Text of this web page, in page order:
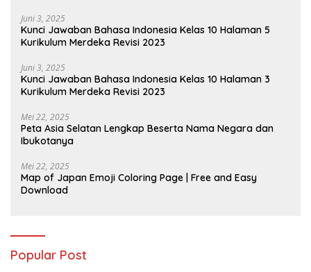
Juni 3, 2025
Kunci Jawaban Bahasa Indonesia Kelas 10 Halaman 5
Kurikulum Merdeka Revisi 2023
Juni 3, 2025
Kunci Jawaban Bahasa Indonesia Kelas 10 Halaman 3
Kurikulum Merdeka Revisi 2023
Mei 22, 2025
Peta Asia Selatan Lengkap Beserta Nama Negara dan
Ibukotanya
Mei 22, 2025
Map of Japan Emoji Coloring Page | Free and Easy
Download
Popular Post